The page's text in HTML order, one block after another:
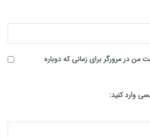
من در مرورگر برای زمانی که دوباره
وارد کنید: